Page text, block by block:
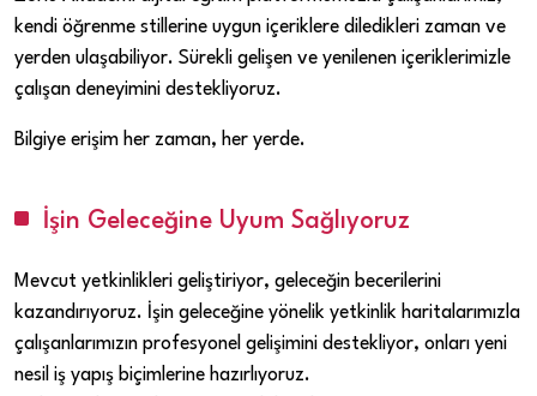
kendi öğrenme stillerine uygun içeriklere diledikleri zaman ve
yerden ulaşabiliyor. Sürekli gelişen ve yenilenen içeriklerimizle
çalışan deneyimini destekliyoruz.
Bilgiye erişim her zaman, her yerde.
İşin Geleceğine Uyum Sağlıyoruz
Mevcut yetkinlikleri geliştiriyor, geleceğin becerilerini
kazandırıyoruz. İşin geleceğine yönelik yetkinlik haritalarımızla
çalışanlarımızın profesyonel gelişimini destekliyor, onları yeni
nesil iş yapış biçimlerine hazırlıyoruz.